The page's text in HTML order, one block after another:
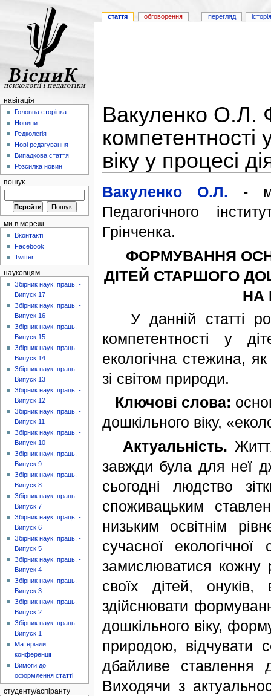
Вакуленко О.Л.
компетентності
віку у процесі
Вакуленко О.Л. -
Педагогічного
Грінченка.
ФОРМУВАННЯ
ДІТЕЙ СТАРШОГО
НА
У данній статті
компетентності у
екологічна стежина,
зі світом природи.
Ключові слова:
дошкільного віку,
Актуальність.
завжди була для неї
сьогодні людство
споживацьким
низьким освітнім
сучасної
замислюватися кожну
своїх дітей,
здійснювати
дошкільного віку,
природою, відчувати
дбайливе ставлення
Виходячи з
стаття обговорення перегляд
навігація
Головна сторінка
Новини
Редколегія
Нові редагування
Випадкова стаття
Розсилка новин
пошук
ми в мережі
Вконтакті
Facebook
Twitter
науковцям
Збірник наук. праць. -
Випуск 17
Збірник наук. праць. -
Випуск 16
Збірник наук. праць. -
Випуск 15
Збірник наук. праць. -
Випуск 14
Збірник наук. праць. -
Випуск 13
Збірник наук. праць. -
Випуск 12
Збірник наук. праць. -
Випуск 11
Збірник наук. праць. -
Випуск 10
Збірник наук. праць. -
Випуск 9
Збірник наук. праць. -
Випуск 8
Збірник наук. праць. -
Випуск 7
Збірник наук. праць. -
Випуск 6
Збірник наук. праць. -
Випуск 5
Збірник наук. праць. -
Випуск 4
Збірник наук. праць. -
Випуск 3
Збірник наук. праць. -
Випуск 2
Збірник наук. праць. -
Випуск 1
Матеріали
конференції
Вимоги до
оформлення статті
студенту/аспіранту